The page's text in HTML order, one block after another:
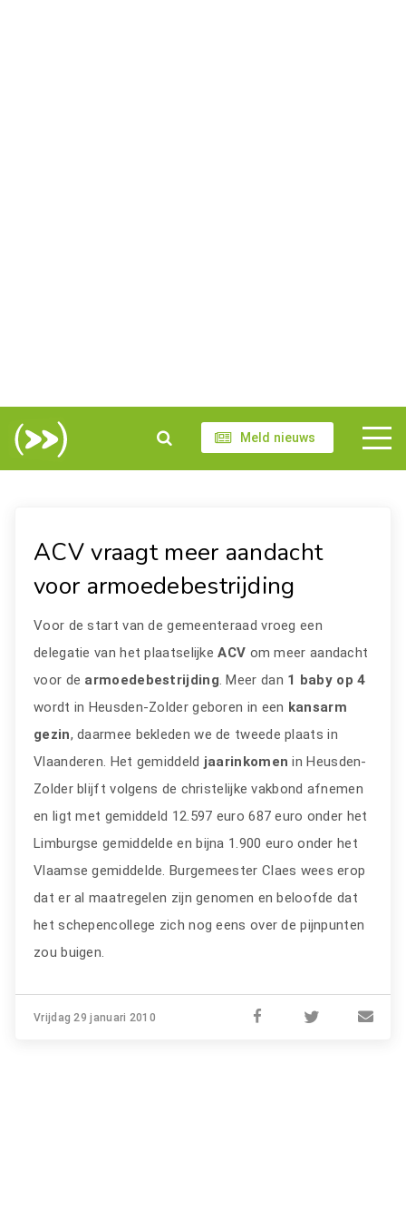
Meld nieuws
ACV vraagt meer aandacht
voor armoedebestrijding
Voor de start van de gemeenteraad vroeg een
delegatie van het plaatselijkeACV om meer aandacht
voor de armoedebestrijding. Meer dan 1 baby op 4
wordt in Heusden-Zolder geboren in een kansarm
gezin, daarmee bekleden we de tweede plaats in
Vlaanderen. Het gemiddeld jaarinkomen in Heusden-
Zolder blijft volgens de christelijke vakbond afnemen
en ligt met gemiddeld 12.597 euro 687 euro onder het
Limburgse gemiddelde en bijna 1.900 euro onder het
Vlaamse gemiddelde. Burgemeester Claes wees erop
dat er al maatregelen zijn genomen en beloofde dat
het schepencollege zich nog eens over de pijnpunten
zou buigen.
Vrijdag 29 januari 2010